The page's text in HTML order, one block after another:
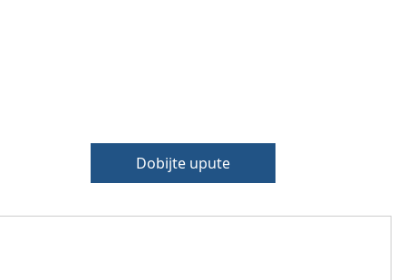
Dobijte upute